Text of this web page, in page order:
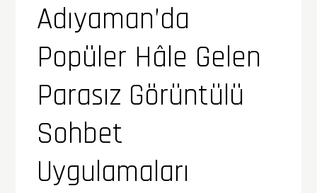
Adıyaman’da
Popüler Hâle Gelen
Parasız Görüntülü
Sohbet
Uygulamaları